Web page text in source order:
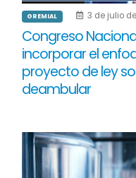
GREMIAL 3 de julio
Congreso
incorporar el
proyecto de ley
deambular